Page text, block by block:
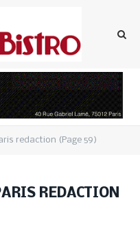
redaction (Page 59)
REDACTION